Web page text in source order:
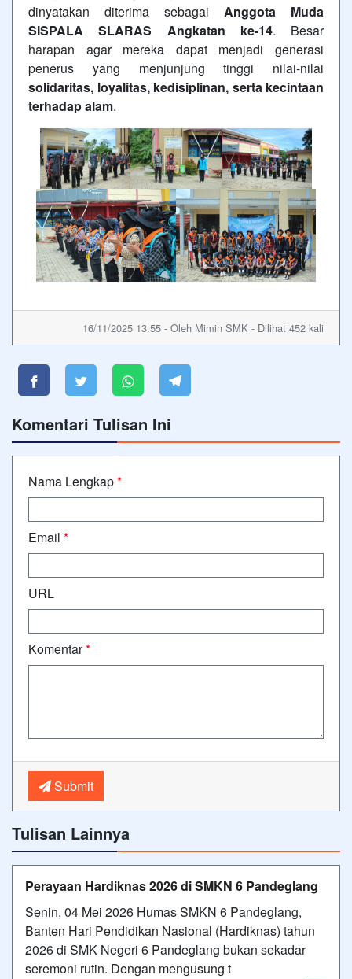
dinyatakan diterima sebagai Anggota Muda
SISPALA SLARAS Angkatan ke-14. Besar
harapan agar mereka dapat menjadi generasi
penerus yang menjunjung tinggi nilai-nilai
solidaritas, loyalitas, kedisiplinan, serta kecintaan
terhadap alam.
16/11/2025 13:55 - Oleh Mimin SMK - Dilihat 452 kali
Komentari Tulisan Ini
Nama Lengkap*
Email *
URL
Komentar*
Submit
Tulisan Lainnya
Perayaan Hardiknas 2026 di SMKN 6 Pandeglang
Senin, 04 Mei 2026 Humas SMKN 6 Pandeglang,
Banten Hari Pendidikan Nasional (Hardiknas) tahun
2026 di SMK Negeri 6 Pandeglang bukan sekadar
seremoni rutin. Dengan mengusung t